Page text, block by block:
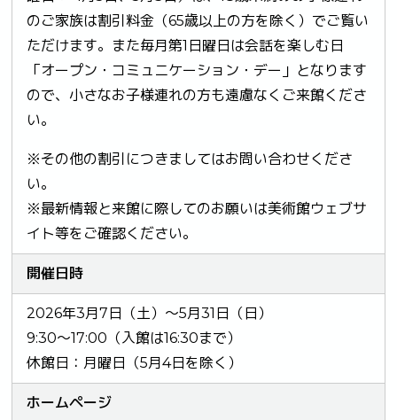
のご家族は割引料金（65歳以上の方を除く）でご覧い
ただけます。また毎月第1日曜日は会話を楽しむ日
「オープン・コミュニケーション・デー」となります
ので、小さなお子様連れの方も遠慮なくご来館くださ
い。
※その他の割引につきましてはお問い合わせくださ
い。
※最新情報と来館に際してのお願いは美術館ウェブサ
イト等をご確認ください。
開催日時
2026年3月7日（土）～5月31日（日）
9:30～17:00（入館は16:30まで）
休館日：月曜日（5月4日を除く）
ホームページ